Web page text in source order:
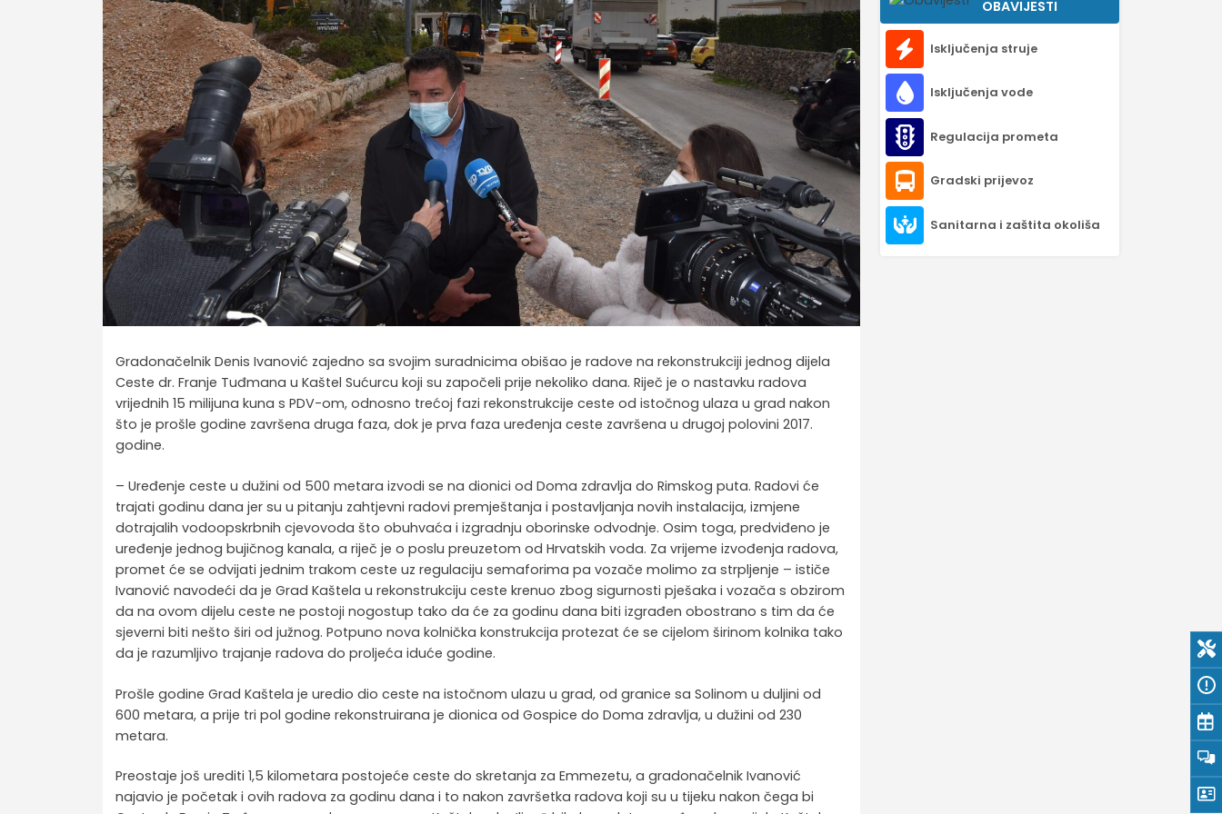
Gradonačelnik Denis Ivanović zajedno sa svojim suradnicima obišao je radove na rekonstrukciji jednog dijela
Ceste dr. Franje Tuđmana u Kaštel Sućurcu koji su započeli prije nekoliko dana. Riječ je o nastavku radova
vrijednih 15 milijuna kuna s PDV-om, odnosno trećoj fazi rekonstrukcije ceste od istočnog ulaza u grad nakon
što je prošle godine završena druga faza, dok je prva faza uređenja ceste završena u drugoj polovini 2017.
godine.
– Uređenje ceste u dužini od 500 metara izvodi se na dionici od Doma zdravlja do Rimskog puta. Radovi će
trajati godinu dana jer su u pitanju zahtjevni radovi premještanja i postavljanja novih instalacija, izmjene
dotrajalih vodoopskrbnih cjevovoda što obuhvaća i izgradnju oborinske odvodnje. Osim toga, predviđeno je
uređenje jednog bujičnog kanala, a riječ je o poslu preuzetom od Hrvatskih voda. Za vrijeme izvođenja radova,
promet će se odvijati jednim trakom ceste uz regulaciju semaforima pa vozače molimo za strpljenje – ističe
Ivanović navodeći da je Grad Kaštela u rekonstrukciju ceste krenuo zbog sigurnosti pješaka i vozača s obzirom
da na ovom dijelu ceste ne postoji nogostup tako da će za godinu dana biti izgrađen obostrano s tim da će
sjeverni biti nešto širi od južnog. Potpuno nova kolnička konstrukcija protezat će se cijelom širinom kolnika tako
da je razumljivo trajanje radova do proljeća iduće godine.
Prošle godine Grad Kaštela je uredio dio ceste na istočnom ulazu u grad, od granice sa Solinom u duljini od
600 metara, a prije tri pol godine rekonstruirana je dionica od Gospice do Doma zdravlja, u dužini od 230
metara.
Preostaje još urediti 1,5 kilometara postojeće ceste do skretanja za Emmezetu, a gradonačelnik Ivanović
najavio je početak i ovih radova za godinu dana i to nakon završetka radova koji su u tijeku nakon čega bi
OBAVIJESTI
Isključenja struje
Isključenja vode
Regulacija prometa
Gradski prijevoz
Sanitarna i zaštita okoliša